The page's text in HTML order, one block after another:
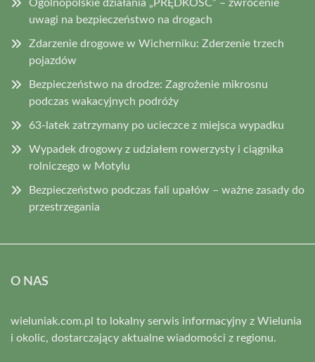
Ogólnopolskie działania „PRĘDKOŚĆ” – zwrócenie
uwagi na bezpieczeństwo na drogach
Zdarzenie drogowe w Wicherniku: Zderzenie trzech
pojazdów
Bezpieczeństwo na drodze: Zagrożenie mikrosnu
podczas wakacyjnych podróży
63-latek zatrzymany po ucieczce z miejsca wypadku
Wypadek drogowy z udziałem rowerzysty i ciągnika
rolniczego w Motylu
Bezpieczeństwo podczas fali upałów – ważne zasady do
przestrzegania
O NAS
wieluniak.com.pl to lokalny serwis informacyjny z Wielunia
i okolic, dostarczający aktualne wiadomości z regionu.